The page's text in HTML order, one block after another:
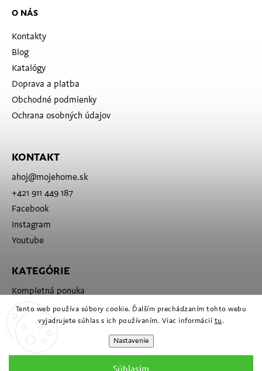
Tento web používa súbory cookie. Ďalším prechádzaním tohto webu
vyjadrujete súhlas s ich používaním. Viac informácií tu.
Nastavenie
Súhlasím
O NÁS
Kontakty
Blog
Katalógy
Doprava a platba
Obchodné podmienky
Ochrana osobných údajov
KONTAKT
ahoj@mojehome.sk
+421 911 449 187
Facebook
Instagram
Youtube
KATEGÓRIE
Kompletná ponuka
Značky